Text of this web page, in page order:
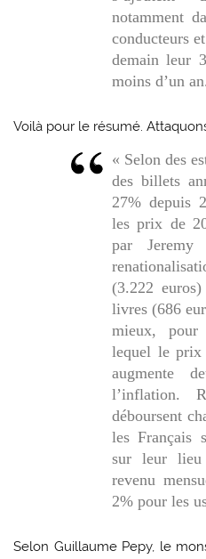
notamment
conducteurs
demain leur
moins d’un
Voilà pour le résumé.
« Selon des
des billets
27% depuis
les prix de
par
(3.222
livres (686
mieux,
lequel le prix
augmente
l’inflation.
déboursent
les Français
sur leur
revenu
2% pour les
Selon Guillaume Pepy, le